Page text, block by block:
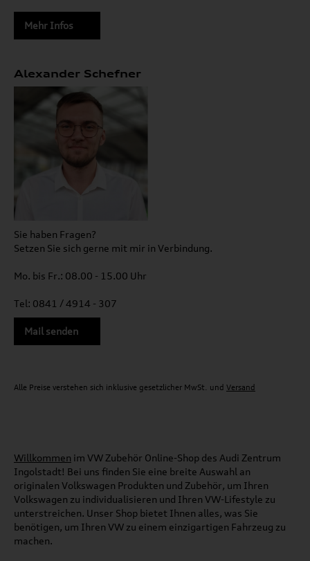
Mehr Infos
Alexander Schefner
Sie haben Fragen?
Setzen Sie sich gerne mit mir in Verbindung.
Mo. bis Fr.: 08.00 - 15.00 Uhr
Tel: 0841 / 4914 - 307
Mail senden
Alle Preise verstehen sich inklusive gesetzlicher MwSt. und Versand
Willkommen im VW Zubehör Online-Shop des Audi Zentrum
Ingolstadt! Bei uns finden Sie eine breite Auswahl an
originalen Volkswagen Produkten und Zubehör, um Ihren
Volkswagen zu individualisieren und Ihren VW-Lifestyle zu
unterstreichen. Unser Shop bietet Ihnen alles, was Sie
benötigen, um Ihren VW zu einem einzigartigen Fahrzeug zu
machen.